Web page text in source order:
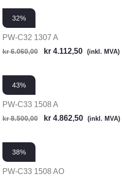
32%
PW-C32 1307 A
kr6.060,00 kr4.112,50 (inkl. MVA)
43%
PW-C33 1508 A
kr8.500,00 kr4.862,50 (inkl. MVA)
38%
PW-C33 1508 AO